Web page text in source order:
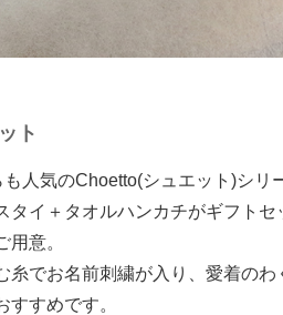
ト
人気のChoetto(シュエット)シリ
イ＋タオルハンカチがギフトセ
意。
でお名前刺繍が入り、愛着のわ
すめです。